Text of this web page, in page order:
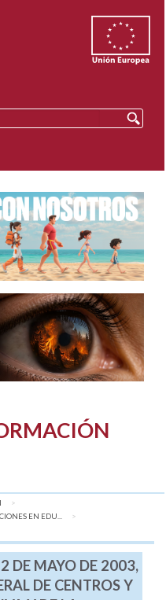
EN EDU...
DE MAYO DE 2003,
DE CENTROS Y